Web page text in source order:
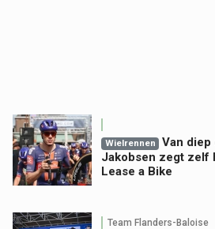
Wielrennen
Van diep
Jakobsen zegt zelf
Lease a Bike
Team Flanders-Baloise